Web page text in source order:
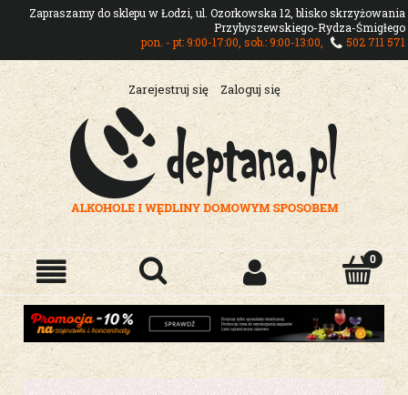
Zapraszamy do sklepu w Łodzi, ul. Ozorkowska 12, blisko skrzyżowania
Przybyszewskiego-Rydza-Śmigłego
pon. - pt: 9:00-17:00, sob.: 9:00-13:00,
502 711 571
Zarejestruj się Zaloguj się